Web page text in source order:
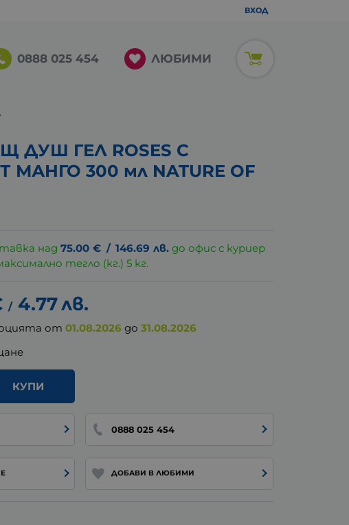
ВХОД
0888 025 454 ЛЮБИМИ
ДУШ ГЕЛ ROSES С
МАНГО 300 мл NATURE OF
над75.00 € / 146.69 лв. до офис с куриер
тегло (кг.) 5 кг.
/ 4.77лв.
от 01.08.2026 до 31.08.2026
КУПИ
0888 025 454
ДОБАВИ В ЛЮБИМИ